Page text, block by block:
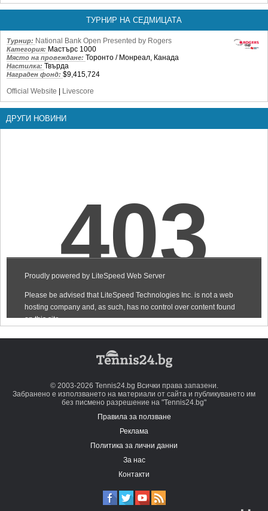
ТУРНИР НА СЕДМИЦАТА
Турнир: National Bank Open Presented by Rogers
Категория: Мастърс 1000
Място на провеждане: Торонто / Монреал, Канада
Настилка: Твърда
Награден фонд: $9,415,724
Official Website
Livescore
ДРУГИ НОВИНИ
© 2003-2026 Tennis24.bg Всички права запазени.
Забранено е използването на материали от сайта и публикуването им
без писмено разрешение на "Tennis24.bg"
Правила за ползване
Реклама
Политика за лични данни
За нас
Контакти